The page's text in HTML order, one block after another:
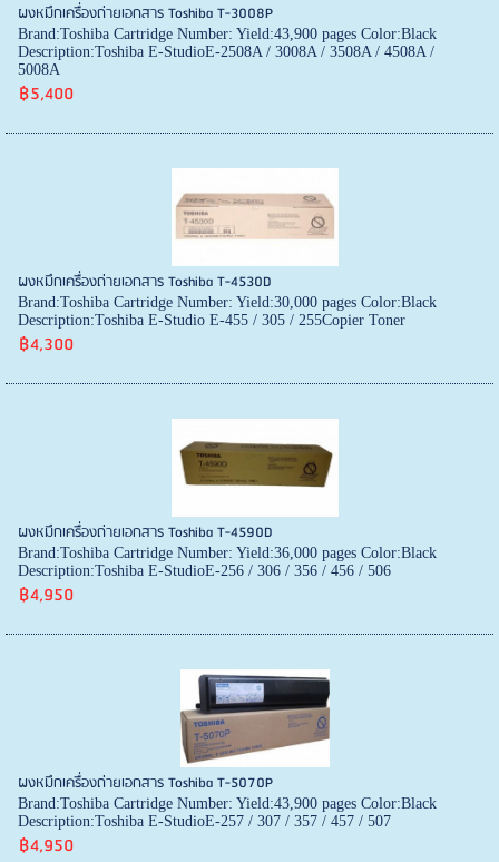
ผงหมึกเครื่องถ่ายเอกสาร Toshiba T-3008P
Brand:Toshiba Cartridge Number: Yield:43,900 pages Color:Black
Description:Toshiba E-StudioE-2508A / 3008A / 3508A / 4508A /
5008A
฿5,400
ผงหมึกเครื่องถ่ายเอกสาร Toshiba T-4530D
Brand:Toshiba Cartridge Number: Yield:30,000 pages Color:Black
Description:Toshiba E-Studio E-455 / 305 / 255Copier Toner
฿4,300
ผงหมึกเครื่องถ่ายเอกสาร Toshiba T-4590D
Brand:Toshiba Cartridge Number: Yield:36,000 pages Color:Black
Description:Toshiba E-StudioE-256 / 306 / 356 / 456 / 506
฿4,950
ผงหมึกเครื่องถ่ายเอกสาร Toshiba T-5070P
Brand:Toshiba Cartridge Number: Yield:43,900 pages Color:Black
Description:Toshiba E-StudioE-257 / 307 / 357 / 457 / 507
฿4,950